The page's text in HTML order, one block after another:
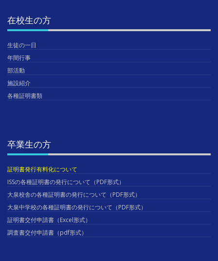
在校生の方
生徒の一日
年間行事
部活動
施設紹介
各種証明書類
卒業生の方
証明書発行有料化について
ISSの各種証明書の発行について（PDF形式）
大泉校舎の各種証明書の発行について（PDF形式）
大泉中学校の各種証明書の発行について（PDF形式）
証明書交付申請書（Excel形式）
調査書交付申請書（pdf形式）